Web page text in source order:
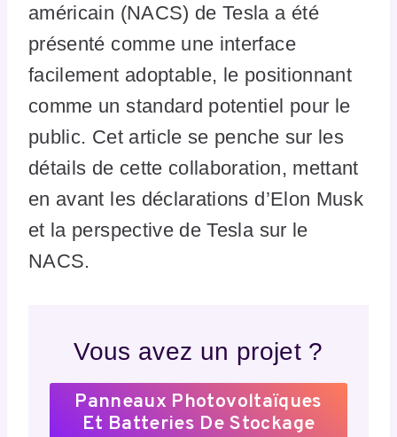
américain (NACS) de Tesla a été
présenté comme une interface
facilement adoptable, le positionnant
comme un standard potentiel pour le
public. Cet article se penche sur les
détails de cette collaboration, mettant
en avant les déclarations d’Elon Musk
et la perspective de Tesla sur le
NACS.
Vous avez un projet ?
Panneaux Photovoltaïques
Et Batteries De Stockage